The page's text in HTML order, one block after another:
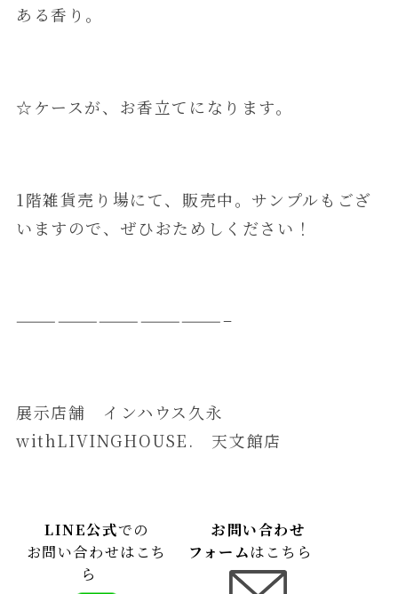
ある香り。
☆ケースが、お香立てになります。
1階雑貨売り場にて、販売中。サンプルもござ
いますので、ぜひおためしください！
———————————————–
展示店舗 インハウス久永
withLIVINGHOUSE. 天文館店
LINE公式での
お問い合わせはこち
ら
お問い合わせ
フォームはこちら